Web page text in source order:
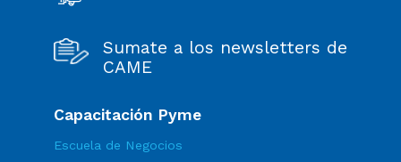
Sumate a los newsletters de
CAME
Capacitación Pyme
Escuela de Negocios